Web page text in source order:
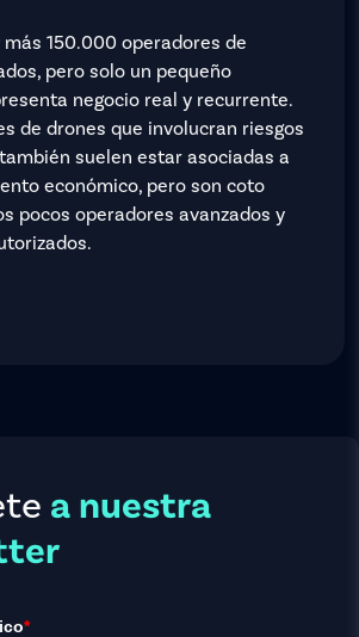
más 150.000 operadores de
pero solo un pequeño
negocio real y recurrente.
de drones que involucran riesgos
suelen estar asociadas a
económico, pero son coto
pocos operadores avanzados y
a nuestra
*